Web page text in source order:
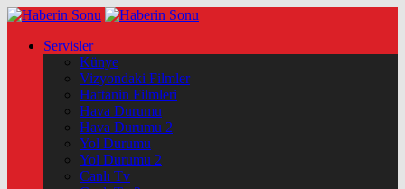
Servisler
Künye
Vizyondaki Filmler
Haftanin Filmleri
Hava Durumu
Hava Durumu 2
Yol Durumu
Yol Durumu 2
Canlı Tv